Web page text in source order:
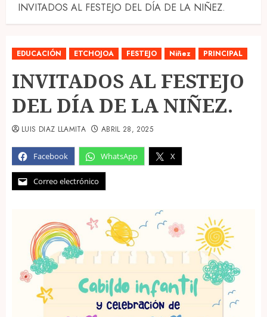
INVITADOS AL FESTEJO DEL DÍA DE LA NIÑEZ.
EDUCACIÓN ETCHOJOA FESTEJO Niñez PRINCIPAL
INVITADOS AL FESTEJO
DEL DÍA DE LA NIÑEZ.
Facebook WhatsApp X
Correo electrónico
LUIS DIAZ LLAMITA ABRIL 28, 2025